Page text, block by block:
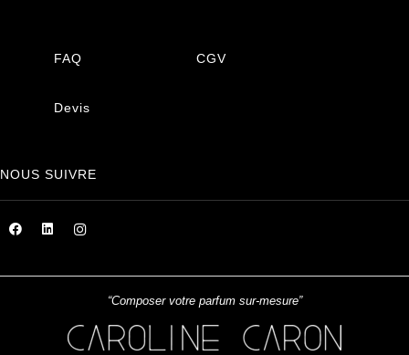
FAQ CGV
Devis
NOUS SUIVRE
“Composer votre parfum sur-mesure”